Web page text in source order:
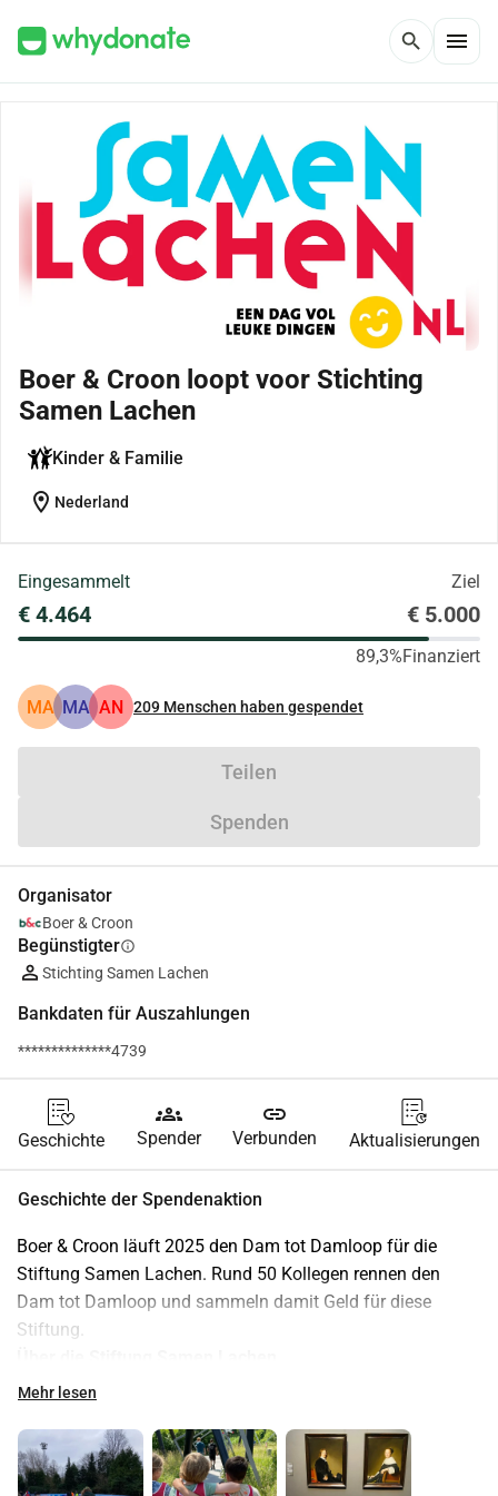
search menu
Boer & Croon loopt voor Stichting
Samen Lachen
Kinder & Familie
location_on Nederland
Eingesammelt Ziel
€ 4.464 € 5.000
89,3%Finanziert
MA MA AN 209 Menschen haben gespendet
Teilen
Spenden
Organisator
Boer & Croon
Begünstigterinfo
Stichting Samen Lachen
Bankdaten für Auszahlungen
**************4739
Geschichte
groups
Spender
link
Verbunden Aktualisierungen
Geschichte der Spendenaktion
Boer & Croon läuft 2025 den Dam tot Damloop für die
Stiftung Samen Lachen. Rund 50 Kollegen rennen den
Dam tot Damloop und sammeln damit Geld für diese
Stiftung.
Viele Kinder können aufgrund ihrer häuslichen Situation nie
weil es zu Hause andere Probleme gibt. Auch diese Kinder
haben ein Recht auf Spaß. Die Stiftung Samen Lachen
Mehr lesen